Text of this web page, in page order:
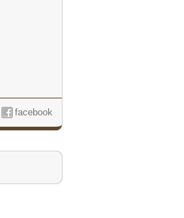
facebook